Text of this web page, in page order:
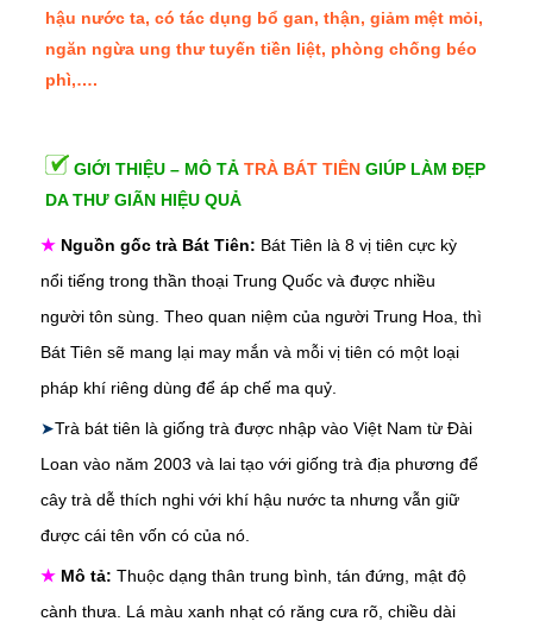
hậu nước ta, có tác dụng bổ gan, thận, giảm mệt mỏi,
ngăn ngừa ung thư tuyến tiền liệt, phòng chống béo
phì,….
GIỚI THIỆU – MÔ TẢ TRÀ BÁT TIÊN GIÚP LÀM ĐẸP
DA THƯ GIÃN HIỆU QUẢ
★ Nguồn gốc trà Bát Tiên: Bát Tiên là 8 vị tiên cực kỳ
nổi tiếng trong thần thoại Trung Quốc và được nhiều
người tôn sùng. Theo quan niệm của người Trung Hoa, thì
Bát Tiên sẽ mang lại may mắn và mỗi vị tiên có một loại
pháp khí riêng dùng để áp chế ma quỷ.
➤Trà bát tiên là giống trà được nhập vào Việt Nam từ Đài
Loan vào năm 2003 và lai tạo với giống trà địa phương để
cây trà dễ thích nghi với khí hậu nước ta nhưng vẫn giữ
được cái tên vốn có của nó.
★ Mô tả: Thuộc dạng thân trung bình, tán đứng, mật độ
cành thưa. Lá màu xanh nhạt có răng cưa rõ, chiều dài